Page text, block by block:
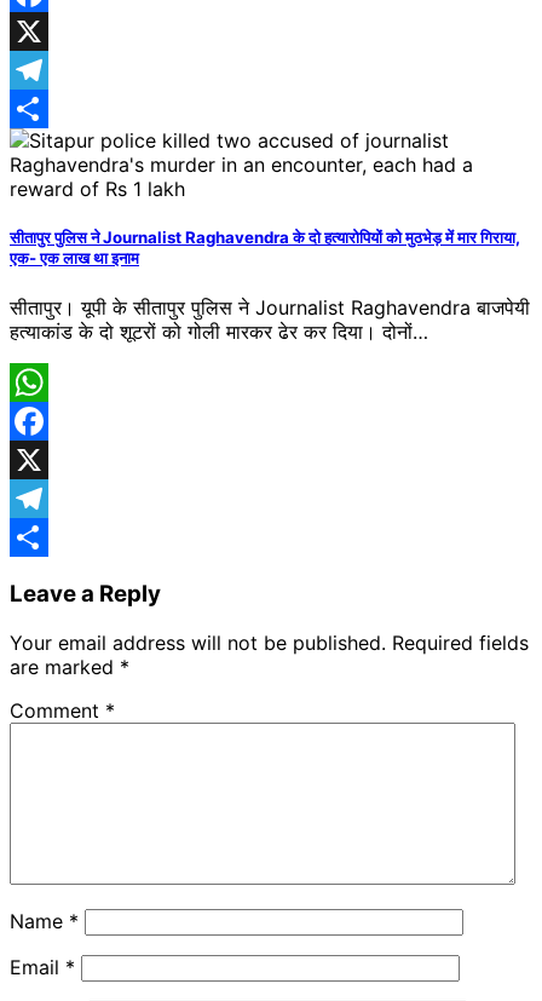
Facebook
X
Telegram
Share
सीतापुर पुलिस ने Journalist Raghavendra के दो हत्यारोपियों को मुठभेड़ में मार गिराया,
एक- एक लाख था इनाम
सीतापुर। यूपी के सीतापुर पुलिस ने Journalist Raghavendra बाजपेयी
हत्याकांड के दो शूटरों को गोली मारकर ढेर कर दिया। दोनों…
WhatsApp
Facebook
X
Telegram
Leave a Reply
Your email address will not be published. Required fields
are marked *
Comment *
Name *
Email *